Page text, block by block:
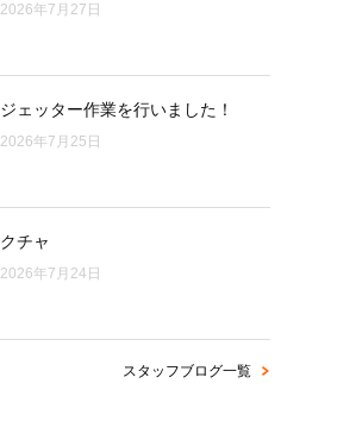
2026年7月27日
ジェッター作業を行いました！
2026年7月25日
クチャ
2026年7月24日
スタッフブログ一覧